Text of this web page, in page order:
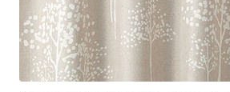
ツ
（SUMINOE
Interior